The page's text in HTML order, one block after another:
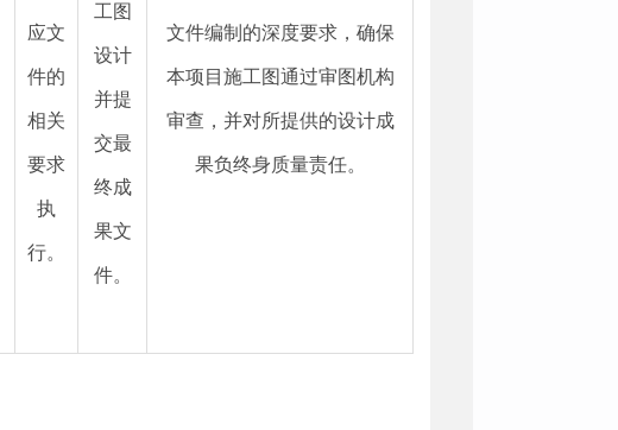
应文
件的
相关
要求
执
行。
工图
设计
并提
交最
终成
果文
件。
文件编制的深度要求，确保
本项目施工图通过审图机构
审查，并对所提供的设计成
果负终身质量责任。